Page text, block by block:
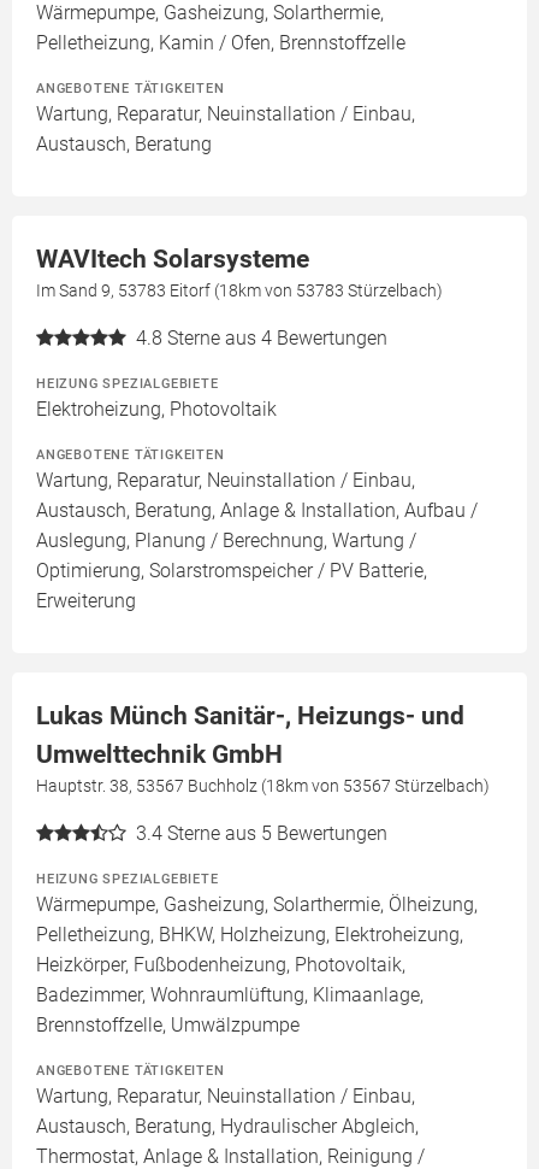
Wärmepumpe, Gasheizung, Solarthermie,
Pelletheizung, Kamin / Ofen, Brennstoffzelle
ANGEBOTENE TÄTIGKEITEN
Wartung, Reparatur, Neuinstallation / Einbau,
Austausch, Beratung
WAVItech Solarsysteme
Im Sand 9, 53783 Eitorf (18km von 53783 Stürzelbach)
4.8 Sterne aus 4 Bewertungen
HEIZUNG SPEZIALGEBIETE
Elektroheizung, Photovoltaik
ANGEBOTENE TÄTIGKEITEN
Wartung, Reparatur, Neuinstallation / Einbau,
Austausch, Beratung, Anlage & Installation, Aufbau /
Auslegung, Planung / Berechnung, Wartung /
Optimierung, Solarstromspeicher / PV Batterie,
Erweiterung
Lukas Münch Sanitär-, Heizungs- und
Umwelttechnik GmbH
Hauptstr. 38, 53567 Buchholz (18km von 53567 Stürzelbach)
3.4 Sterne aus 5 Bewertungen
HEIZUNG SPEZIALGEBIETE
Wärmepumpe, Gasheizung, Solarthermie, Ölheizung,
Pelletheizung, BHKW, Holzheizung, Elektroheizung,
Heizkörper, Fußbodenheizung, Photovoltaik,
Badezimmer, Wohnraumlüftung, Klimaanlage,
Brennstoffzelle, Umwälzpumpe
ANGEBOTENE TÄTIGKEITEN
Wartung, Reparatur, Neuinstallation / Einbau,
Austausch, Beratung, Hydraulischer Abgleich,
Thermostat, Anlage & Installation, Reinigung /